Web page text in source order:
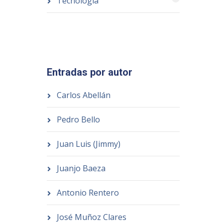
Entradas por autor
Carlos Abellán
Pedro Bello
Juan Luis (Jimmy)
Juanjo Baeza
Antonio Rentero
José Muñoz Clares